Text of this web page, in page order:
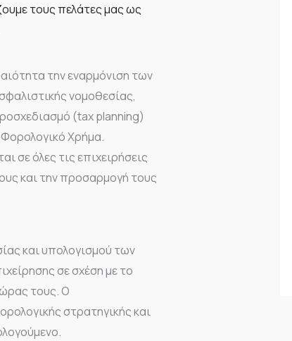
τους πελάτες μας ως
την εναρμόνιση των
νομοθεσίας,
(tax planning)
Χρήμα.
σε όλες τις επιχειρήσεις
και την προσαρμογή τους
και υπολογισμού των
σε σχέση με το
τους. Ο
στρατηγικής και